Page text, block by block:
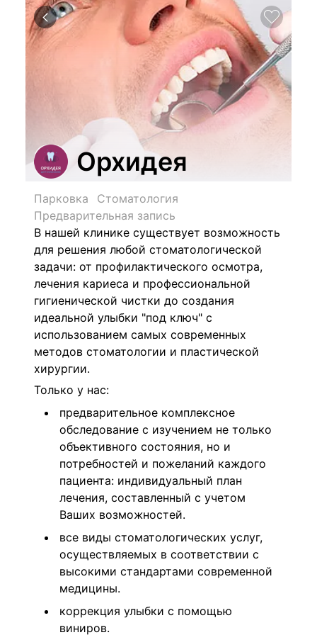
Орхидея
Парковка
Стоматология
Предварительная запись
В нашей клинике существует возможность
для решения любой стоматологической
задачи: от профилактического осмотра,
лечения кариеса и профессиональной
гигиенической чистки до создания
идеальной улыбки "под ключ" с
использованием самых современных
методов стоматологии и пластической
хирургии.
Только у нас:
предварительное комплексное
обследование с изучением не только
объективного состояния, но и
потребностей и пожеланий каждого
пациента: индивидуальный план
лечения, составленный с учетом
Ваших возможностей.
все виды стоматологических услуг,
осуществляемых в соответствии с
высокими стандартами современной
медицины.
коррекция улыбки с помощью
виниров.